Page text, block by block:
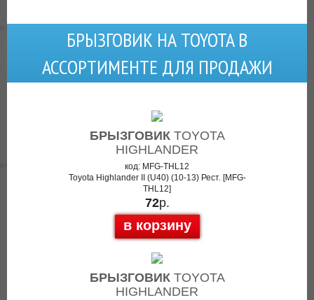
БРЫЗГОВИК НА TOYOTA В
АССОРТИМЕНТЕ ДЛЯ ПРОДАЖИ
БРЫЗГОВИКTOYOTA
HIGHLANDER
код: MFG-THL12
Toyota Highlander II (U40) (10-13) Рест. [MFG-
THL12]
72р.
в корзину
БРЫЗГОВИКTOYOTA
HIGHLANDER